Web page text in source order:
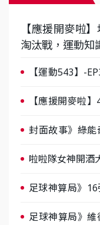
【應援開麥啦
淘汰戰，運動知
【運動543】-
【應援開麥啦
封面故事》綠能
啦啦隊女神開酒
足球神算局》
足球神算局》